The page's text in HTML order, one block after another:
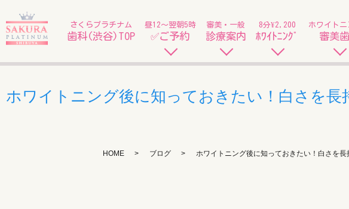
さくらプラチナム
歯科(渋谷)TOP
昼12〜翌朝5時
✅ご予約
審美・一般
診療案内
8分¥2,200
ﾎﾜｲﾄﾆﾝｸﾞ
ホワイトニ
審美
ホワイトニング後に知っておきたい！白さを
HOME ブログ ホワイトニング後に知っておきたい！白さを